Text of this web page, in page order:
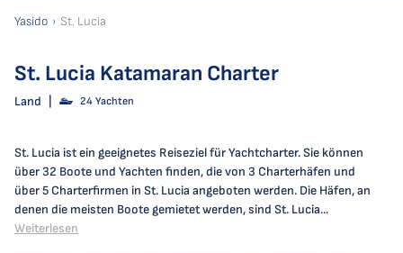
Yasido St. Lucia
St. Lucia Katamaran Charter
Land 24 Yachten
St. Lucia ist ein geeignetes Reiseziel für Yachtcharter. Sie können
über 32 Boote und Yachten finden, die von 3 Charterhäfen und
über 5 Charterfirmen in St. Lucia angeboten werden. Die Häfen, an
denen die meisten Boote gemietet werden, sind St. Lucia...
Weiterlesen